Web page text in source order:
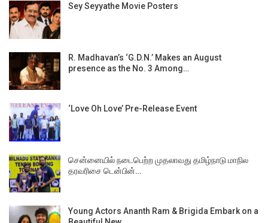
Sey Seyyathe Movie Posters
R. Madhavan’s ‘G.D.N.’ Makes an August
presence as the No. 3 Among…
‘Love Oh Love’ Pre-Release Event
சென்னையில் நடைபெற்ற முதலாவது தமிழ்நாடு மாநில
தரவரிசை டென்பின்…
Young Actors Ananth Ram & Brigida Embark on a